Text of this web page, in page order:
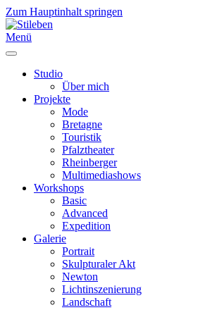
Zum Hauptinhalt springen
Menü
Studio
Über mich
Projekte
Mode
Bretagne
Touristik
Pfalztheater
Rheinberger
Multimediashows
Workshops
Basic
Advanced
Expedition
Galerie
Portrait
Skulpturaler Akt
Newton
Lichtinszenierung
Landschaft